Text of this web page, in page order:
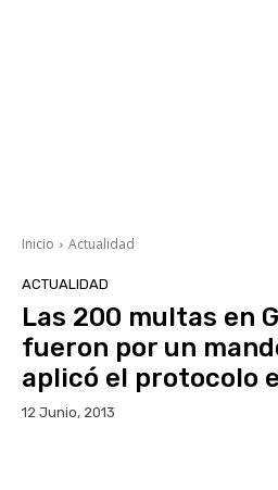
Inicio Actualidad
ACTUALIDAD
Las 200 multas en
fueron por un
aplicó el protocolo
12 Junio, 2013